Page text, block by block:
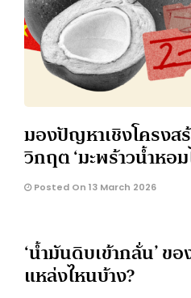
มองปัญหาเชิงโครงส
วิกฤต ‘มะพร้าวน้ำหอม
Posted On 13 March 2026
‘น้ำมันดิบเข้ากลั่น’ ขอ
แหล่งไหนบ้าง?